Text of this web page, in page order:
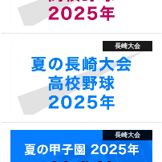
長崎大会
長崎大会